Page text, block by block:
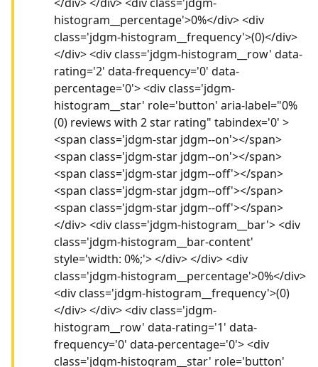
histogram__percentage'>0%</div> <div
class='jdgm-histogram__frequency'>(0)</div>
</div> <div class='jdgm-histogram__row' data-
rating='2' data-frequency='0' data-
percentage='0'> <div class='jdgm-
histogram__star' role='button' aria-label="0%
(0) reviews with 2 star rating" tabindex='0' >
<span class='jdgm-star jdgm--on'></span>
<span class='jdgm-star jdgm--on'></span>
<span class='jdgm-star jdgm--off'></span>
<span class='jdgm-star jdgm--off'></span>
<span class='jdgm-star jdgm--off'></span>
</div> <div class='jdgm-histogram__bar'> <div
class='jdgm-histogram__bar-content'
style='width: 0%;'> </div> </div> <div
class='jdgm-histogram__percentage'>0%</div>
<div class='jdgm-histogram__frequency'>(0)
</div> </div> <div class='jdgm-
histogram__row' data-rating='1' data-
frequency='0' data-percentage='0'> <div
class='jdgm-histogram__star' role='button'